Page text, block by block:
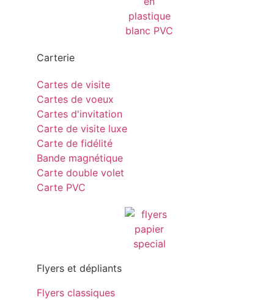
Carterie
Cartes de visite
Cartes de voeux
Cartes d'invitation
Carte de visite luxe
Carte de fidélité
Bande magnétique
Carte double volet
Carte PVC
Flyers et dépliants
Flyers classiques